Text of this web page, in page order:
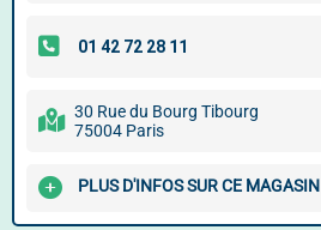
30 Rue du Bourg Tibourg
75004 Paris
PLUS D'INFOS SUR CE MAGASIN